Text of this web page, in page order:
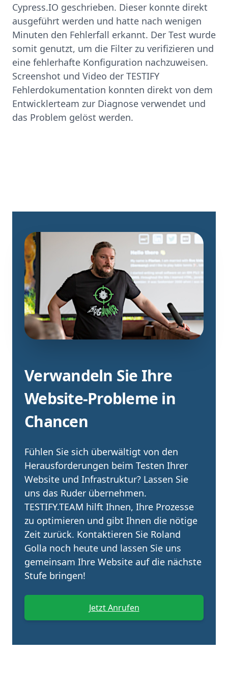
Cypress.IO geschrieben. Dieser konnte direkt
ausgeführt werden und hatte nach wenigen
Minuten den Fehlerfall erkannt. Der Test wurde
somit genutzt, um die Filter zu verifizieren und
eine fehlerhafte Konfiguration nachzuweisen.
Screenshot und Video der TESTIFY
Fehlerdokumentation konnten direkt von dem
Entwicklerteam zur Diagnose verwendet und
das Problem gelöst werden.
Verwandeln Sie Ihre
Website-Probleme in
Chancen
Fühlen Sie sich überwältigt von den
Herausforderungen beim Testen Ihrer
Website und Infrastruktur? Lassen Sie
uns das Ruder übernehmen.
TESTIFY.TEAM hilft Ihnen, Ihre Prozesse
zu optimieren und gibt Ihnen die nötige
Zeit zurück. Kontaktieren Sie Roland
Golla noch heute und lassen Sie uns
gemeinsam Ihre Website auf die nächste
Stufe bringen!
Jetzt Anrufen